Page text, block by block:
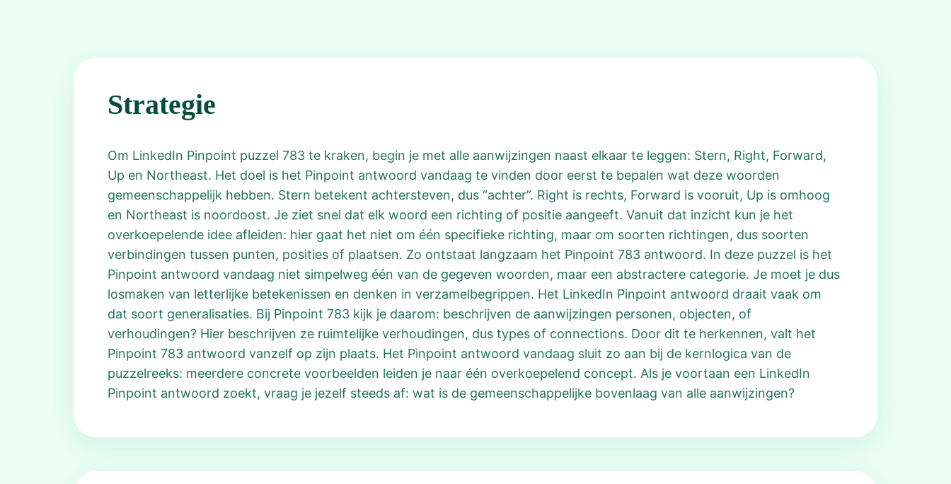
Strategie
Om LinkedIn Pinpoint puzzel 783 te kraken, begin je met alle aanwijzingen naast elkaar te leggen: Stern, Right, Forward,
Up en Northeast. Het doel is het Pinpoint antwoord vandaag te vinden door eerst te bepalen wat deze woorden
gemeenschappelijk hebben. Stern betekent achtersteven, dus “achter”. Right is rechts, Forward is vooruit, Up is omhoog
en Northeast is noordoost. Je ziet snel dat elk woord een richting of positie aangeeft. Vanuit dat inzicht kun je het
overkoepelende idee afleiden: hier gaat het niet om één specifieke richting, maar om soorten richtingen, dus soorten
verbindingen tussen punten, posities of plaatsen. Zo ontstaat langzaam het Pinpoint 783 antwoord. In deze puzzel is het
Pinpoint antwoord vandaag niet simpelweg één van de gegeven woorden, maar een abstractere categorie. Je moet je dus
losmaken van letterlijke betekenissen en denken in verzamelbegrippen. Het LinkedIn Pinpoint antwoord draait vaak om
dat soort generalisaties. Bij Pinpoint 783 kijk je daarom: beschrijven de aanwijzingen personen, objecten, of
verhoudingen? Hier beschrijven ze ruimtelijke verhoudingen, dus types of connections. Door dit te herkennen, valt het
Pinpoint 783 antwoord vanzelf op zijn plaats. Het Pinpoint antwoord vandaag sluit zo aan bij de kernlogica van de
puzzelreeks: meerdere concrete voorbeelden leiden je naar één overkoepelend concept. Als je voortaan een LinkedIn
Pinpoint antwoord zoekt, vraag je jezelf steeds af: wat is de gemeenschappelijke bovenlaag van alle aanwijzingen?